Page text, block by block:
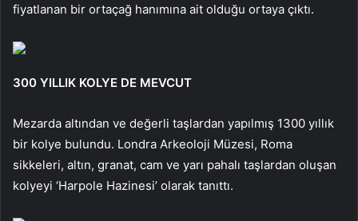
fiyatlanan bir ortaçağ hanımına ait olduğu ortaya çıktı.
300 YILLIK KOLYE DE MEVCUT
Mezarda altından ve değerli taşlardan yapılmış 1300 yıllık
bir kolye bulundu. Londra Arkeoloji Müzesi, Roma
sikkeleri, altın, granat, cam ve yarı pahalı taşlardan oluşan
kolyeyi ‘Harpole Hazinesi’ olarak tanıttı.